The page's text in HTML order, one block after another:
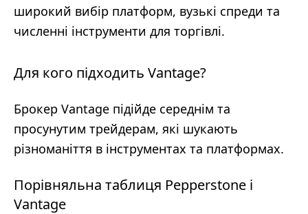
широкий вибір платформ, вузькі спреди та
численні інструменти для торгівлі.
Для кого підходить Vantage?
Брокер Vantage підійде середнім та
просунутим трейдерам, які шукають
різноманіття в інструментах та платформах.
Порівняльна таблиця Pepperstone і
Vantage